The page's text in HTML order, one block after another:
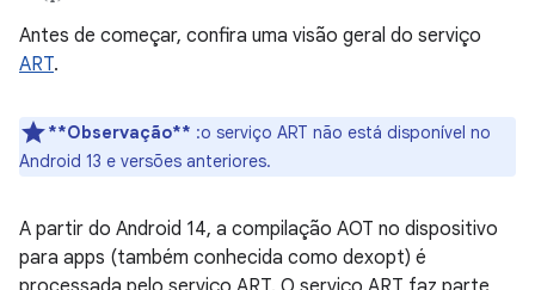
Antes de começar, confira uma visão geral do serviço
ART.
**Observação** :o serviço ART não está disponível no
Android 13 e versões anteriores.
A partir do Android 14, a compilação AOT no dispositivo
para apps (também conhecida como dexopt) é